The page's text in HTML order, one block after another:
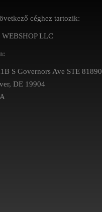
céghez tartozik:
WEBSHOP LLC
S Governors Ave STE 81890
DE 19904